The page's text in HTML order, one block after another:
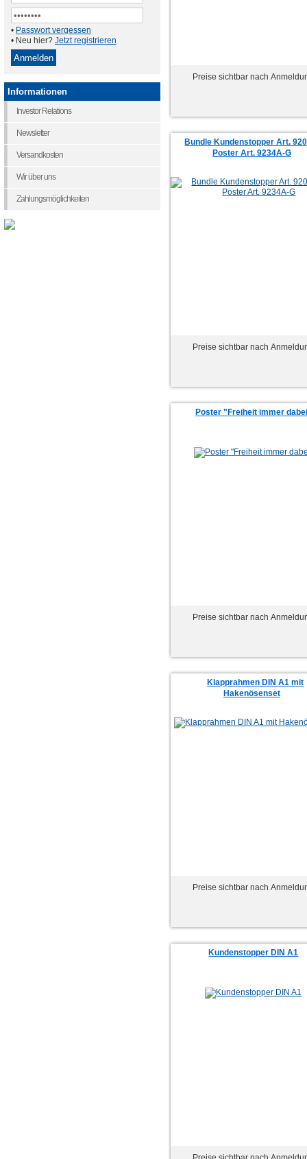
Preise sichtbar nach
Bundle Kundenstopper Art.
Poster Art. 9234A-G
Preise sichtbar nach
Poster "Freiheit immer
Preise sichtbar nach
Klapprahmen DIN A1 mit
Hakenösenset
Preise sichtbar nach
Kundenstopper DIN A1
• Passwort vergessen
• Neu hier? Jetzt registrieren
Informationen
Investor Relations
Newsletter
Versandkosten
Wir über uns
Zahlungsmöglichkeiten